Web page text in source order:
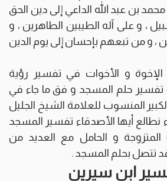
بن عبد الله الداعي إلى دين الحق
، و على آله الطيبين الطاهرين ، و
، و من تبعهم بإحسان إلى يوم الدين
الإخوة و الأخوات في تفسير رؤية
تفسير حلم المسجد و فق ما جاء في
المنسوب للعلامة الشيخ الجليل
نطالع أيها الأصدقاء تفسير المسجد
المتزوجة و الحامل مع العديد من
تتصل بحلم المسجد .
ابن سيرين